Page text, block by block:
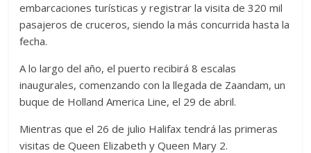
embarcaciones turísticas y registrar la visita de 320 mil
pasajeros de cruceros, siendo la más concurrida hasta la
fecha.
A lo largo del año, el puerto recibirá 8 escalas
inaugurales, comenzando con la llegada de Zaandam, un
buque de Holland America Line, el 29 de abril.
Mientras que el 26 de julio Halifax tendrá las primeras
visitas de Queen Elizabeth y Queen Mary 2.